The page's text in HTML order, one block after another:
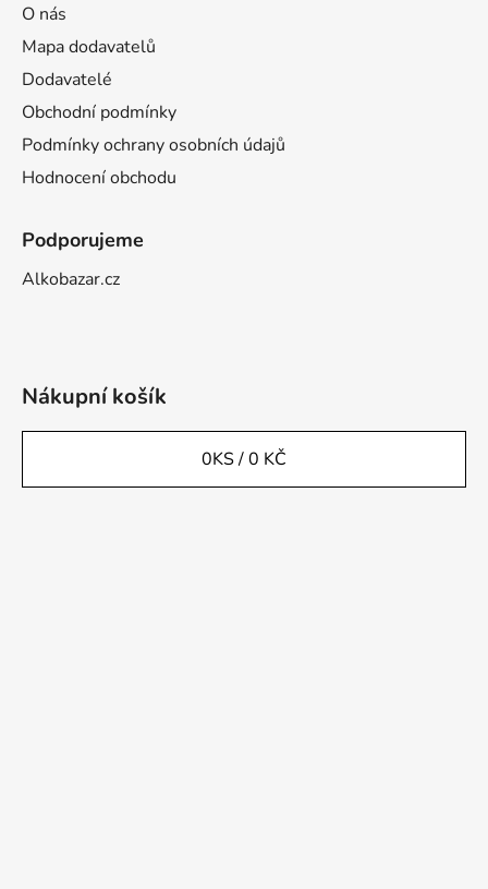
O nás
Mapa dodavatelů
Dodavatelé
Obchodní podmínky
Podmínky ochrany osobních údajů
Hodnocení obchodu
Podporujeme
Alkobazar.cz
Nákupní košík
0KS /0 KČ